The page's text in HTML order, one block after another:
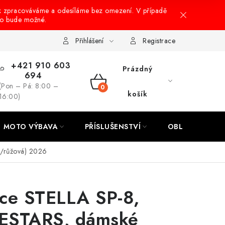
a odesíláme bez omezení. V případě
bude možné.
osobních údajů Návody na montáž
Přihlášení Registrace
+421 910 603
694
– Pá: 8:00 –
NÁKUPNÍ
Prázdný
košík
MOTO VÝBAVA PŘÍSLUŠENSTVÍ OBLEČENÍ
růžová) 2026
STELLA SP-8,
dámské